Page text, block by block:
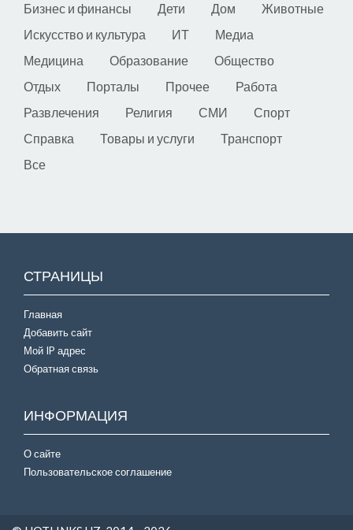
Бизнес и финансы Дети Дом
Животные
Искусство и культура
ИТ
Медиа
Медицина
Образование
Общество
Отдых
Порталы Прочее
Работа
Развлечения
Религия СМИ
Спорт
Справка
Товары и услуги
Транспорт
Все
СТРАНИЦЫ
Главная
Добавить сайт
Мой IP адрес
Обратная связь
ИНФОРМАЦИЯ
О сайте
Пользовательское соглашение